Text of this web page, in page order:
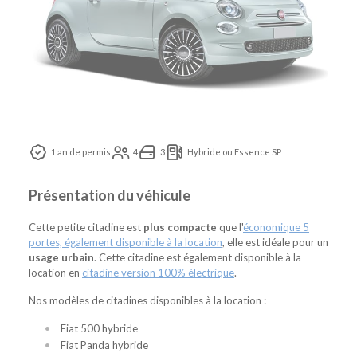
1 an de permis 4 3 Hybride ou Essence SP
Présentation du véhicule
Cette petite citadine est plus compacte que l'économique 5
portes, également disponible à la location, elle est idéale pour un
usage urbain. Cette citadine est également disponible à la
location en citadine version 100% électrique.
Nos modèles de citadines disponibles à la location :
Fiat 500 hybride
Fiat Panda hybride